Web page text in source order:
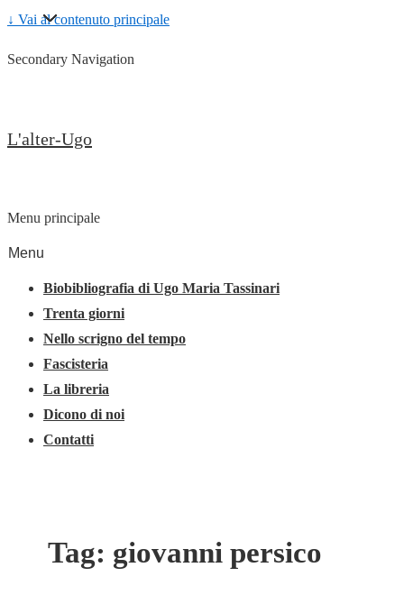
↓ Vai al contenuto principale
Secondary Navigation
L'alter-Ugo
Menu principale
Menu
Biobibliografia di Ugo Maria Tassinari
Trenta giorni
Nello scrigno del tempo
Fascisteria
La libreria
Dicono di noi
Contatti
Tag: giovanni persico